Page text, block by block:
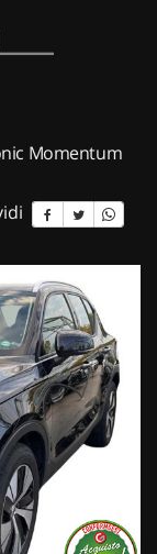
Momentum